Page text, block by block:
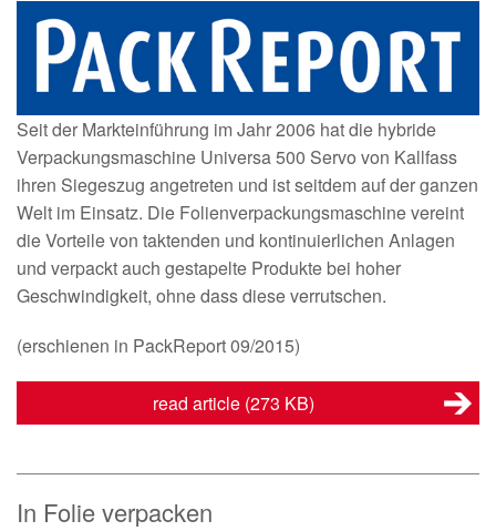
Seit der Markteinführung im Jahr 2006 hat die hybride
Verpackungsmaschine Universa 500 Servo von Kallfass
ihren Siegeszug angetreten und ist seitdem auf der ganzen
Welt im Einsatz. Die Folienverpackungsmaschine vereint
die Vorteile von taktenden und kontinuierlichen Anlagen
und verpackt auch gestapelte Produkte bei hoher
Geschwindigkeit, ohne dass diese verrutschen.
(erschienen in PackReport 09/2015)
read article (273 KB)
In Folie verpacken